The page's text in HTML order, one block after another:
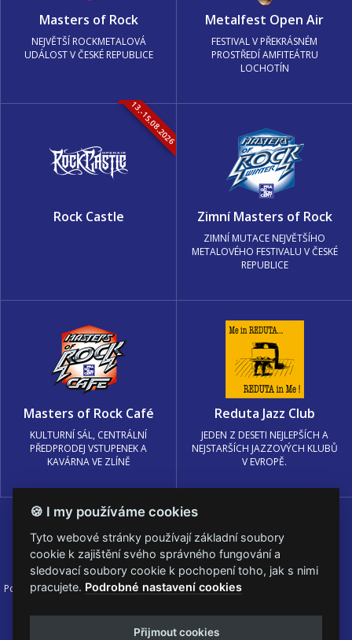
Masters of Rock
NEJVĚTŠÍ ROCKMETALOVÁ
UDÁLOST V ČESKÉ REPUBLICE
Metalfest Open Air
FESTIVAL V PŘEKRÁSNÉM
PROSTŘEDÍ AMFITEÁTRU
LOCHOTÍN
13.-15.08.2026
Rock Castle Zimní Masters of Rock
ZIMNÍ MUTACE NEJVĚTŠÍHO
METALOVÉHO FESTIVALU V ČESKÉ
REPUBLICE
Masters of Rock Café
KULTURNÍ SÁL, CENTRÁLNÍ
PŘEDPRODEJ VSTUPENEK A
KAVÁRNA VE ZLÍNĚ
Reduta Jazz Club
JEDEN Z DESETI NEJLEPŠÍCH A
NEJSTARŠÍCH JAZZOVÝCH KLUBŮ
V EVROPĚ.
Podmínky užití 🍪 Změnit nastavení cookies.
© PRAGOKONCERT BOHEMIA, a.s.
🍪 I my používáme cookies
Tyto webové stránky používají základní soubory
cookie k zajištění svého správného fungování a
sledovací soubory cookie k pochopení toho, jak s nimi
pracujete. Podrobné nastavení cookies
Přijmout cookies